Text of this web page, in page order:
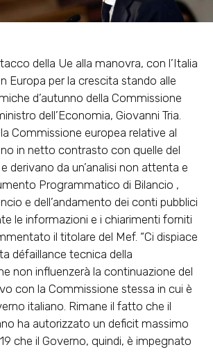
della Ue alla manovra, con l’Italia
Europa per la crescita stando alle
d’autunno della Commissione
dell’Economia, Giovanni Tria.
Commissione europea relative al
in netto contrasto con quelle del
derivano da un’analisi non attenta e
Programmatico di Bilancio ,
e dell’andamento dei conti pubblici
le informazioni e i chiarimenti forniti
il titolare del Mef. “Ci dispiace
défaillance tecnica della
non influenzerà la continuazione del
con la Commissione stessa in cui è
italiano. Rimane il fatto che il
ha autorizzato un deficit massimo
che il Governo, quindi, è impegnato